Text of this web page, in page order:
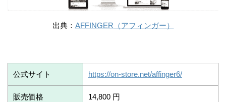
出典： AFFINGER（アフィンガー）
公式サイト https://on-store.net/affinger6/
販売価格 14,800 円